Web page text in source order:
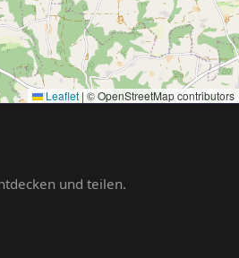
Leaflet| © OpenStreetMap contributors
und teilen.